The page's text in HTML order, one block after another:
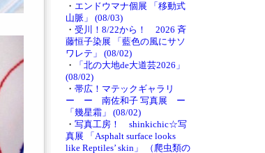
・ エンドウマナ個展 「移動式
山脈」 (08/03)
・ 受川！8/22から！ 2026 斉
藤恒子染展 「藍色の風にサソ
ワレテ」 (08/02)
・
「北の大地de大道芸2026」
(08/02)
・ 帯広！マテックギャラリ
ー ー 南佐和子 写真展 ー
「幾星霜」 (08/02)
・ 写真工房！ shinkichic☆写
真展 「Asphalt surface looks
like Reptiles’ skin」 （爬虫類の